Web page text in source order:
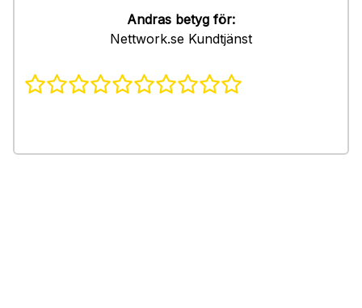
Andras betyg för:
Nettwork.se Kundtjänst